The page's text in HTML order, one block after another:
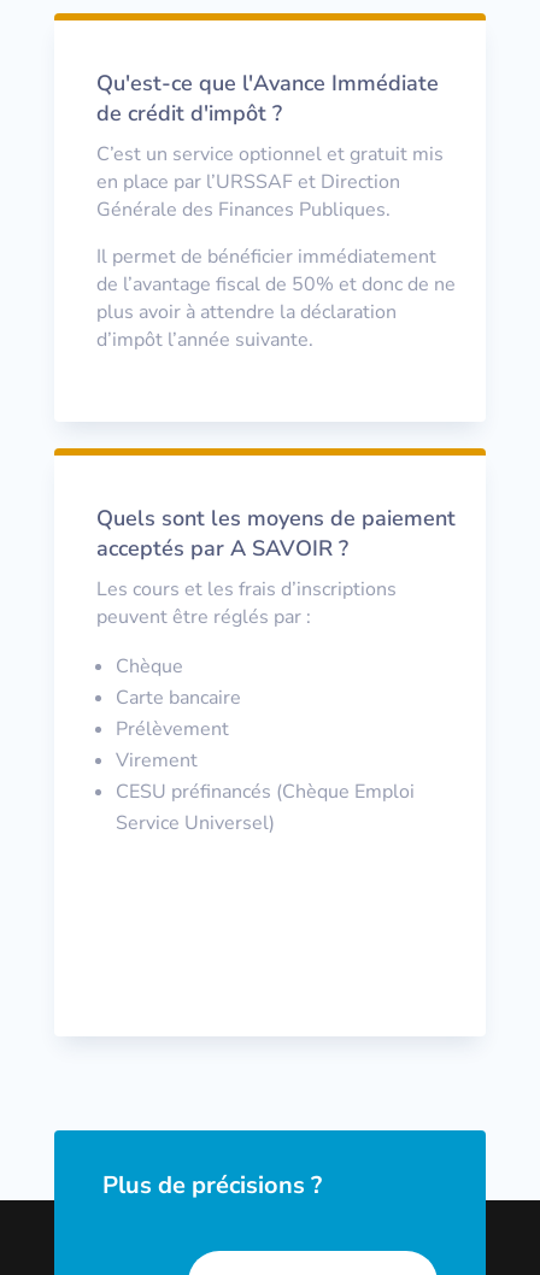
Qu'est-ce que l'Avance Immédiate
de crédit d'impôt ?
C’est un service optionnel et gratuit mis
en place par l’URSSAF et Direction
Générale des Finances Publiques.
Il permet de bénéficier immédiatement
de l’avantage fiscal de 50% et donc de ne
plus avoir à attendre la déclaration
d’impôt l’année suivante.
Quels sont les moyens de paiement
acceptés par A SAVOIR ?
Les cours et les frais d’inscriptions
peuvent être réglés par :
Chèque
Carte bancaire
Prélèvement
Virement
CESU préfinancés (Chèque Emploi
Service Universel)
Plus de précisions ?